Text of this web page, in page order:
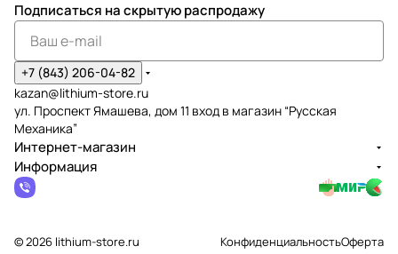
Подписаться на скрытую распродажу
+7 (843) 206-04-82
kazan@lithium-store.ru
ул. Проспект Ямашева, дом 11 вход в магазин “Русская
Механика”
Интернет-магазин
Информация
© 2026 lithium-store.ru КонфиденциальностьОферта